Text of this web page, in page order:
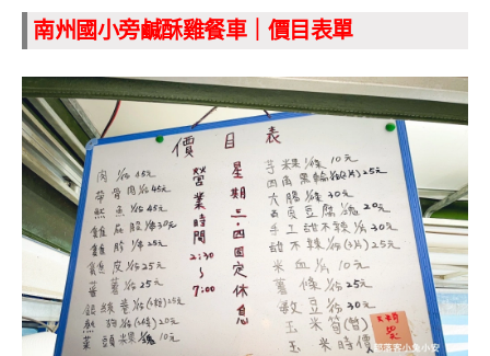
南州國小旁鹹酥雞餐車｜價目表單